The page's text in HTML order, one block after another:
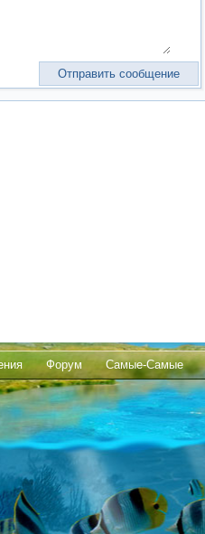
Форум Самые-Самые